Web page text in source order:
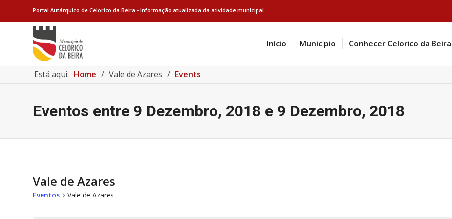
Portal Autárquico de Celorico da Beira - Informação atualizada da atividade municipal
Início Município Conhecer Celorico da Beira
Está aqui: Home / Vale de Azares / Events
Eventos entre 9 Dezembro, 2018 e 9 Dezembro, 2018
Vale de Azares
Eventos Vale de Azares